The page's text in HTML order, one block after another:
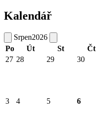
Kalendář
Srpen2026
Po
Út St Čt
27 28 29 30
3 4 5 6